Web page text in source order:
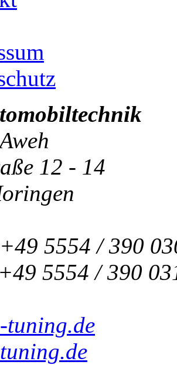
12 - 14
5554 / 390
5554 / 390
tuning.de